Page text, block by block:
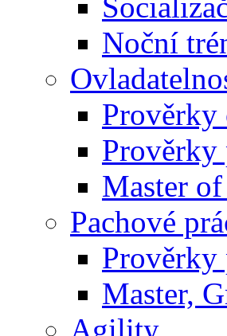
Noční
Prověrky
Master
Pachové
Prověrky
Master,